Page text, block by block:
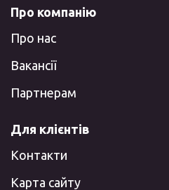
Про компанію
Про нас
Вакансії
Партнерам
Для клієнтів
Контакти
Карта сайту